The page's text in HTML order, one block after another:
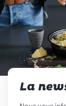
La